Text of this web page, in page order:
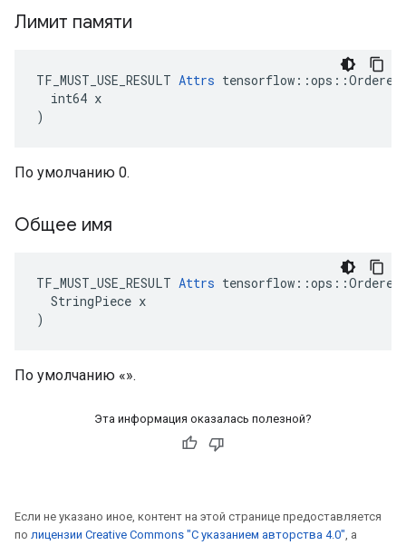
Лимит памяти
TF_MUST_USE_RESULT Attrs
  int64 x
)
По умолчанию 0.
Общее имя
TF_MUST_USE_RESULT Attrs
  StringPiece x
)
По умолчанию «».
Эта информация оказалась полезной?
Если не указано иное, контент на этой странице предоставляется
по лицензии Creative Commons "С указанием авторства 4.0", а